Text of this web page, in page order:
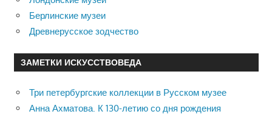
Берлинские музеи
Древнерусское зодчество
ЗАМЕТКИ ИСКУССТВОВЕДА
Три петербургские коллекции в Русском музее
Анна Ахматова. К 130-летию со дня рождения